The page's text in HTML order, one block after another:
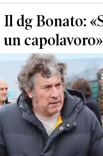
Il dg Bonato:
un capolavoro»